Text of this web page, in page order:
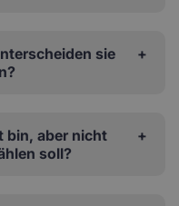
sie
bin, aber nicht
soll?